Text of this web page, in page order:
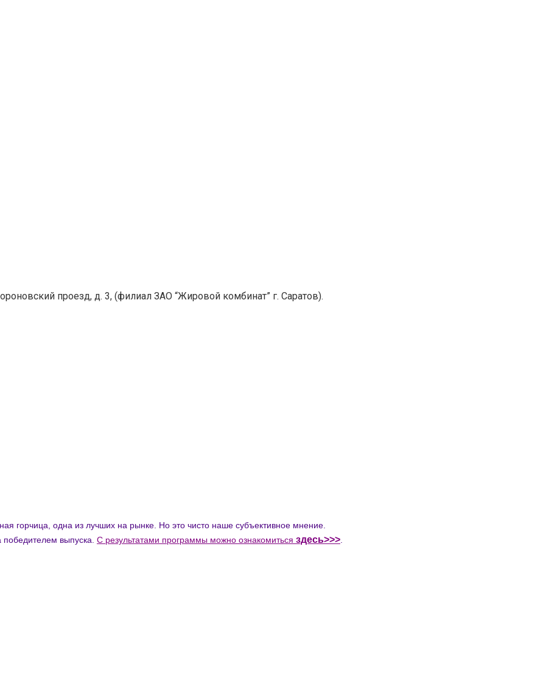
проезд, д. 3, (филиал ЗАО “Жировой комбинат” г. Саратов).
горчица, одна из лучших на рынке. Но это чисто наше субъективное мнение.
победителем выпуска. С результатами программы можно ознакомиться здесь>>>